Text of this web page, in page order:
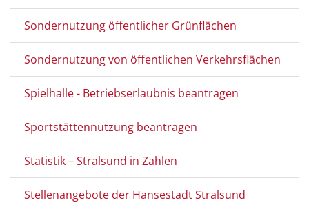
Sondernutzung öffentlicher Grünflächen
Sondernutzung von öffentlichen Verkehrsflächen
Spielhalle - Betriebserlaubnis beantragen
Sportstättennutzung beantragen
Statistik – Stralsund in Zahlen
Stellenangebote der Hansestadt Stralsund